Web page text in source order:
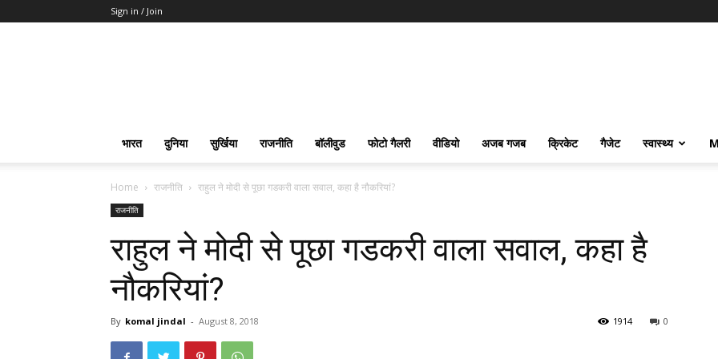
Sign in / Join
भारत दुनिया सुर्खिया राजनीति बॉलीवुड फोटो गैलरी वीडियो अजब गजब क्रिकेट गैजेट स्वास्थ्य
Home राजनीति राहुल ने मोदी से पूछा गडकरी वाला सवाल, कहा है नौकरियां?
राजनीति
राहुल ने मोदी से पूछा गडकरी वाला सवाल, कहा है
नौकरियां?
By komal jindal - August 8, 2018 0
1914